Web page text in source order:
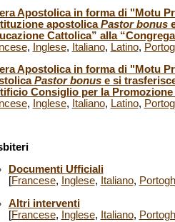
Apostolica in forma di "Motu
apostolicaPastor bonus
Cattolica” alla
, Inglese, Italiano, Latino,
Apostolica in forma di "Motu
Pastor bonus e si
Consiglio per la
, Inglese, Italiano, Latino,
Documenti Ufficiali
[Francese, Inglese, Italiano,
Altri interventi
[Francese, Inglese, Italiano,